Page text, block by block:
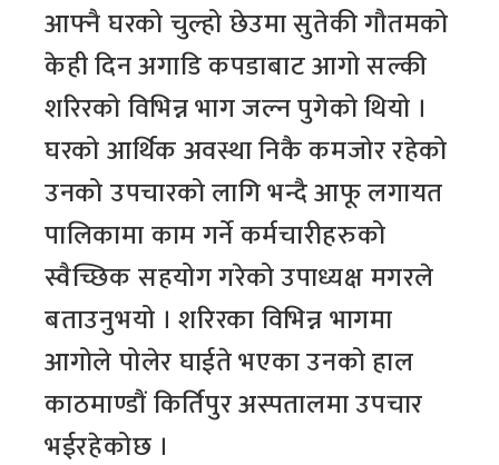
आफ्नै घरको चुल्हो छेउमा सुतेकी गौतमको
केही दिन अगाडि कपडाबाट आगो सल्की
शरिरको विभिन्न भाग जल्न पुगेको थियो ।
घरको आर्थिक अवस्था निकै कमजोर रहेको
उनको उपचारको लागि भन्दै आफू लगायत
पालिकामा काम गर्ने कर्मचारीहरुको
स्वैच्छिक सहयोग गरेको उपाध्यक्ष मगरले
बताउनुभयो । शरिरका विभिन्न भागमा
आगोले पोलेर घाईते भएका उनको हाल
काठमाण्डौं किर्तिपुर अस्पतालमा उपचार
भईरहेकोछ ।